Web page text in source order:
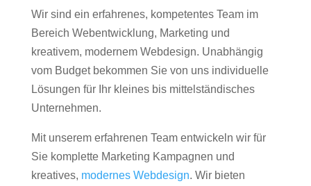
Wir sind ein erfahrenes, kompetentes Team im
Bereich Webentwicklung, Marketing und
kreativem, modernem Webdesign. Unabhängig
vom Budget bekommen Sie von uns individuelle
Lösungen für Ihr kleines bis mittelständisches
Unternehmen.
Mit unserem erfahrenen Team entwickeln wir für
Sie komplette Marketing Kampagnen und
kreatives, modernes Webdesign. Wir bieten